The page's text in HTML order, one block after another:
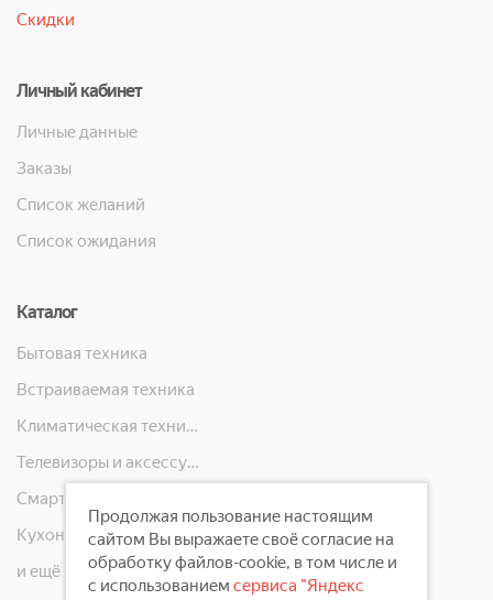
Скидки
Личный кабинет
Личные данные
Заказы
Список желаний
Список ожидания
Каталог
Бытовая техника
Встраиваемая техника
Климатическая техника
Телевизоры и аксессуары
Кухонная техника
и ещё 10 категорий
Продолжая пользование настоящим
сайтом Вы выражаете своё согласие на
обработку файлов-cookie, в том числе и
с использованием сервиса "Яндекс